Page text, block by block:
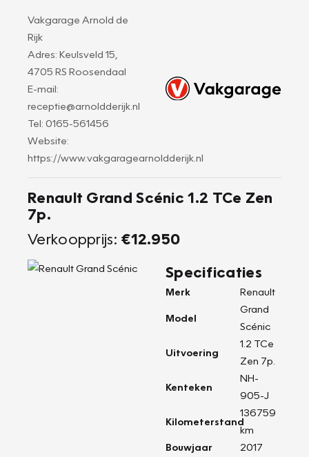
Vakgarage Arnold de
Rijk
Adres: Keulsveld 15,
4705 RS Roosendaal
E-mail:
receptie@arnoldderijk.nl
Tel: 0165-561456
Website:
https://www.vakgaragearnoldderijk.nl
Renault Grand Scénic 1.2 TCe Zen
7p.
Verkoopprijs: €12.950
Specificaties
Merk Renault
Model
Grand
Scénic
Uitvoering
1.2 TCe
Zen 7p.
Kenteken
NH-
905-J
Kilometerstand
136759
km
Bouwjaar
2017